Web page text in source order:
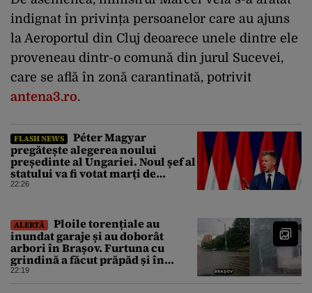
indignat în privința persoanelor care au ajuns
la Aeroportul din Cluj deoarece unele dintre ele
proveneau dintr-o comună din jurul Sucevei,
care se află în zonă carantinată, potrivit
antena3.ro.
FLASH NEWS
Péter Magyar
pregătește alegerea noului
președinte al Ungariei. Noul șef al
statului va fi votat marți de
Parlament
22:26
ALERTĂ
Ploile torențiale au
inundat garaje și au doborât
arbori în Brașov. Furtuna cu
grindină a făcut prăpăd și în
Bihor
22:19